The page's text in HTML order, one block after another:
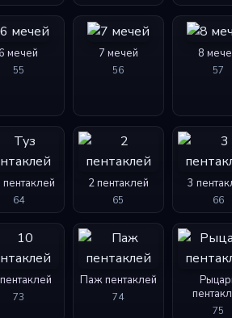
мечей
55
7 мечей
56
8
57
пентаклей
64
2 пентаклей
65
3
66
73
Паж пентаклей
74
75